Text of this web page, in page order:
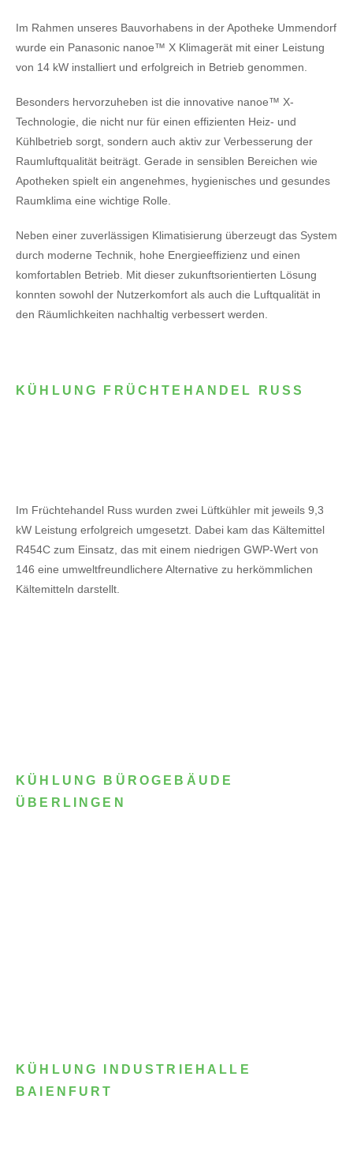
Im Rahmen unseres Bauvorhabens in der Apotheke Ummendorf
wurde ein Panasonic nanoe™ X Klimagerät mit einer Leistung
von 14 kW installiert und erfolgreich in Betrieb genommen.
Besonders hervorzuheben ist die innovative nanoe™ X-
Technologie, die nicht nur für einen effizienten Heiz- und
Kühlbetrieb sorgt, sondern auch aktiv zur Verbesserung der
Raumluftqualität beiträgt. Gerade in sensiblen Bereichen wie
Apotheken spielt ein angenehmes, hygienisches und gesundes
Raumklima eine wichtige Rolle.
Neben einer zuverlässigen Klimatisierung überzeugt das System
durch moderne Technik, hohe Energieeffizienz und einen
komfortablen Betrieb. Mit dieser zukunftsorientierten Lösung
konnten sowohl der Nutzerkomfort als auch die Luftqualität in
den Räumlichkeiten nachhaltig verbessert werden.
KÜHLUNG FRÜCHTEHANDEL RUSS
Im Früchtehandel Russ wurden zwei Lüftkühler mit jeweils 9,3
kW Leistung erfolgreich umgesetzt. Dabei kam das Kältemittel
R454C zum Einsatz, das mit einem niedrigen GWP-Wert von
146 eine umweltfreundlichere Alternative zu herkömmlichen
Kältemitteln darstellt.
KÜHLUNG BÜROGEBÄUDE
ÜBERLINGEN
KÜHLUNG INDUSTRIEHALLE
BAIENFURT